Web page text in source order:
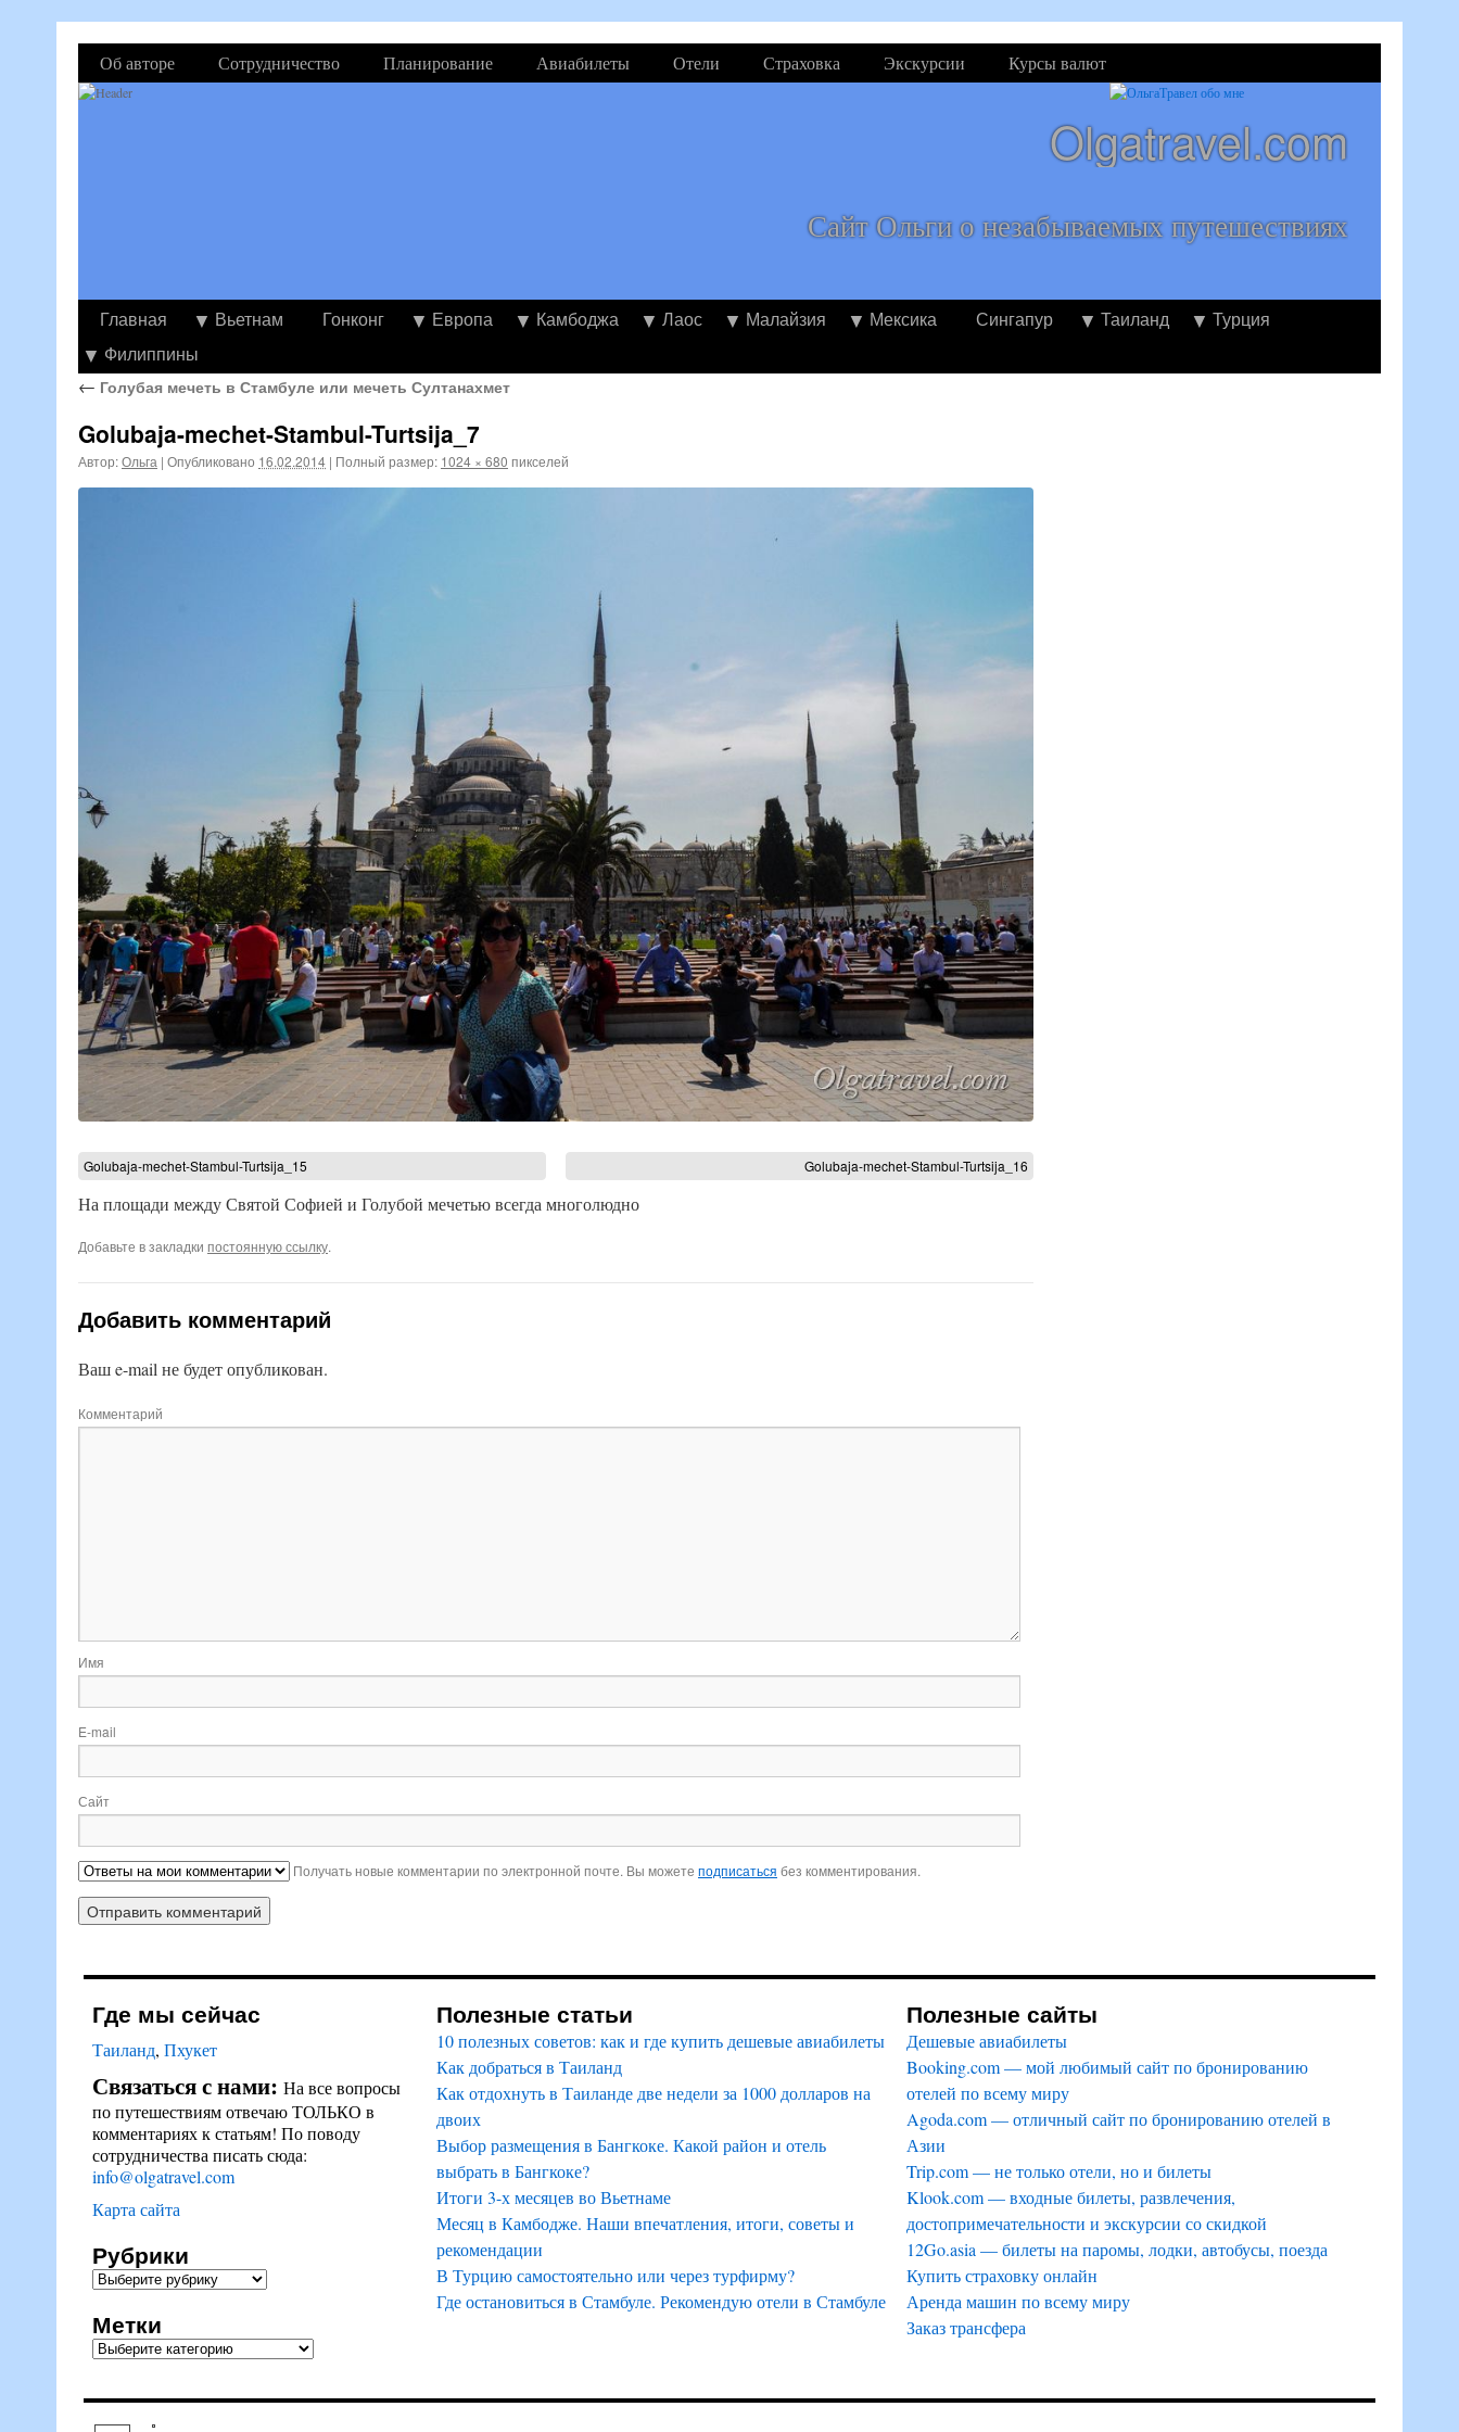
Об авторе Сотрудничество Планирование Авиабилеты Отели Страховка Экскурсии Курсы валют
Olgatravel.com
Сайт Ольги о незабываемых путешествиях
Главная Вьетнам Гонконг Европа Камбоджа Лаос Малайзия Мексика Сингапур Таиланд
Турция
Филиппины
← Голубая мечеть в Стамбуле или мечеть Султанахмет
Golubaja-mechet-Stambul-Turtsija_7
Автор:Ольга | Опубликовано 16.02.2014 | Полный размер: 1024 × 680 пикселей
Golubaja-mechet-Stambul-Turtsija_15 Golubaja-mechet-Stambul-Turtsija_16
На площади между Святой Софией и Голубой мечетью всегда многолюдно
Добавьте в закладки постоянную ссылку.
Добавить комментарий
Ваш e-mail не будет опубликован.
Комментарий
Имя
E-mail
Сайт
Получать новые комментарии по электронной почте. Вы можете подписаться без комментирования.
Где мы сейчас
Таиланд,Пхукет
Связаться с нами:На все вопросы
по путешествиям отвечаю ТОЛЬКО в
комментариях к статьям! По поводу
сотрудничества писать сюда:
info@olgatravel.com
Карта сайта
Рубрики
Метки
Полезные статьи
10 полезных советов: как и где купить дешевые авиабилеты
Как добраться в Таиланд
Как отдохнуть в Таиланде две недели за 1000 долларов на
двоих
Выбор размещения в Бангкоке. Какой район и отель
выбрать в Бангкоке?
Итоги 3-х месяцев во Вьетнаме
Месяц в Камбодже. Наши впечатления, итоги, советы и
рекомендации
В Турцию самостоятельно или через турфирму?
Где остановиться в Стамбуле. Рекомендую отели в Стамбуле
Полезные сайты
Дешевые авиабилеты
Booking.com — мой любимый сайт по бронированию
отелей по всему миру
Agoda.com — отличный сайт по бронированию отелей в
Азии
Trip.com — не только отели, но и билеты
Klook.com — входные билеты, развлечения,
достопримечательности и экскурсии со скидкой
12Go.asia — билеты на паромы, лодки, автобусы, поезда
Купить страховку онлайн
Аренда машин по всему миру
Заказ трансфера